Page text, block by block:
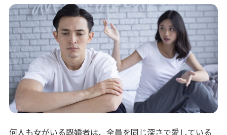
何人も女がいる既婚者は、全員を同じ深さで愛している